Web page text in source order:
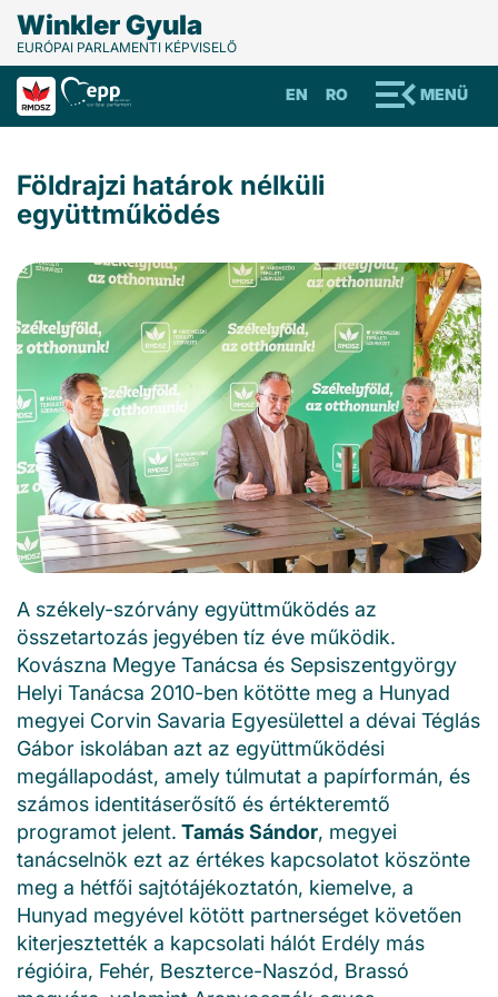
Winkler Gyula
EURÓPAI PARLAMENTI KÉPVISELŐ
MENÜ
RO
EN
Földrajzi határok nélküli
együttműködés
A székely-szórvány együttműködés az
összetartozás jegyében tíz éve működik.
Kovászna Megye Tanácsa és Sepsiszentgyörgy
Helyi Tanácsa 2010-ben kötötte meg a Hunyad
megyei Corvin Savaria Egyesülettel a dévai Téglás
Gábor iskolában azt az együttműködési
megállapodást, amely túlmutat a papírformán, és
számos identitáserősítő és értékteremtő
programot jelent. Tamás Sándor, megyei
tanácselnök ezt az értékes kapcsolatot köszönte
meg a hétfői sajtótájékoztatón, kiemelve, a
Hunyad megyével kötött partnerséget követően
kiterjesztették a kapcsolati hálót Erdély más
régióira, Fehér, Beszterce-Naszód, Brassó